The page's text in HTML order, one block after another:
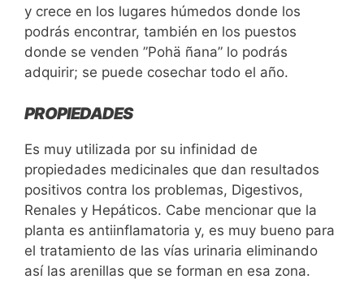
y crece en los lugares húmedos donde los
podrás encontrar, también en los puestos
donde se venden ”Pohä ñana” lo podrás
adquirir; se puede cosechar todo el año.
PROPIEDADES
Es muy utilizada por su infinidad de
propiedades medicinales que dan resultados
positivos contra los problemas, Digestivos,
Renales y Hepáticos. Cabe mencionar que la
planta es antiinflamatoria y, es muy bueno para
el tratamiento de las vías urinaria eliminando
así las arenillas que se forman en esa zona.